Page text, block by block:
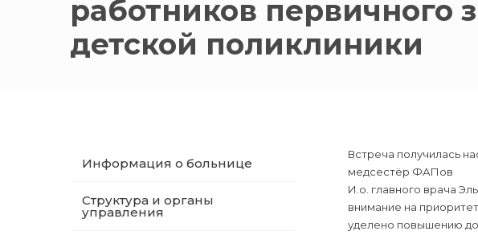
работников первичного
детской поликлиники
Информация о больнице
Структура и органы
управления
Встреча получилась
медсестёр ФАПов
И.о. главного врача
внимание на
уделено повышению